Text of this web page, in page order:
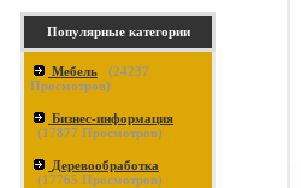
Популярные категории
Мебель (24237
Просмотров)
Бизнес-информация
(17877 Просмотров)
Деревообработка
(17765 Просмотров)